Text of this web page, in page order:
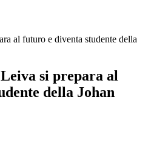
al futuro e diventa studente della
si prepara al
della Johan